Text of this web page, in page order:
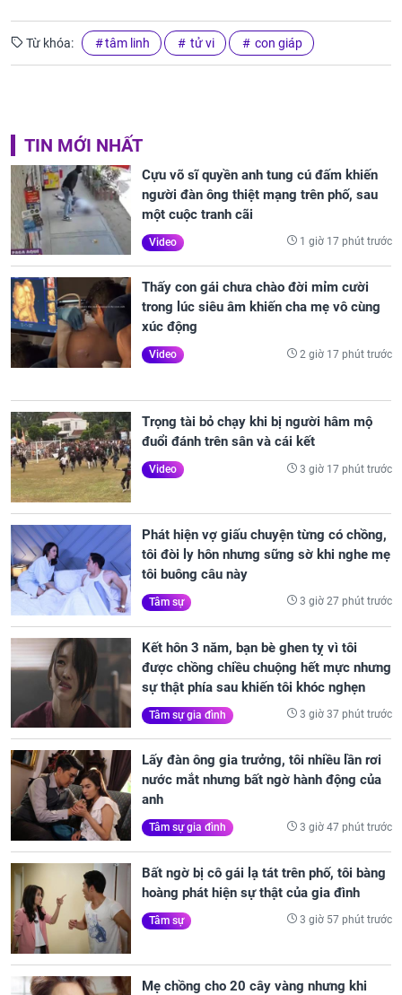
Từ khóa: tâm linh tử vi con giáp
TIN MỚI NHẤT
Cựu võ sĩ quyền anh tung cú đấm khiến
người đàn ông thiệt mạng trên phố, sau
một cuộc tranh cãi
Video 1 giờ 17 phút trước
Thấy con gái chưa chào đời mỉm cười
trong lúc siêu âm khiến cha mẹ vô cùng
xúc động
Video 2 giờ 17 phút trước
Trọng tài bỏ chạy khi bị người hâm mộ
đuổi đánh trên sân và cái kết
Video 3 giờ 17 phút trước
Phát hiện vợ giấu chuyện từng có chồng,
tôi đòi ly hôn nhưng sững sờ khi nghe mẹ
tôi buông câu này
Tâm sự 3 giờ 27 phút trước
Kết hôn 3 năm, bạn bè ghen tỵ vì tôi
được chồng chiều chuộng hết mực nhưng
sự thật phía sau khiến tôi khóc nghẹn
Tâm sự gia đình 3 giờ 37 phút trước
Lấy đàn ông gia trưởng, tôi nhiều lần rơi
nước mắt nhưng bất ngờ hành động của
anh
Tâm sự gia đình 3 giờ 47 phút trước
Bất ngờ bị cô gái lạ tát trên phố, tôi bàng
hoàng phát hiện sự thật của gia đình
Tâm sự 3 giờ 57 phút trước
Mẹ chồng cho 20 cây vàng nhưng khi